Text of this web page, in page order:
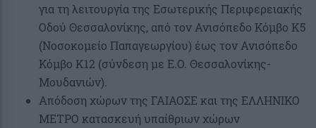
για τη λειτουργία της Εσωτερικής Περιφερειακής
Οδού Θεσσαλονίκης, από τον Ανισόπεδο Κόμβο Κ5
(Νοσοκομείο Παπαγεωργίου) έως τον Ανισόπεδο
Κόμβο Κ12 (σύνδεση με Ε.Ο. Θεσσαλονίκης-
Μουδανιών).
Απόδοση χώρων της ΓΑΙΑΟΣΕ και της ΕΛΛΗΝΙΚΟ
ΜΕΤΡΟ κατασκευή υπαίθριων χώρων